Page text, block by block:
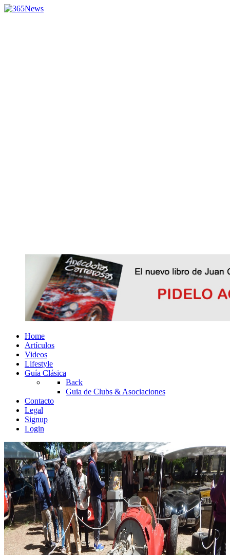
Home
Artículos
Videos
Lifestyle
Guía Clásica
Back
Guia de Clubs & Asociaciones
Contacto
Legal
Signup
Login